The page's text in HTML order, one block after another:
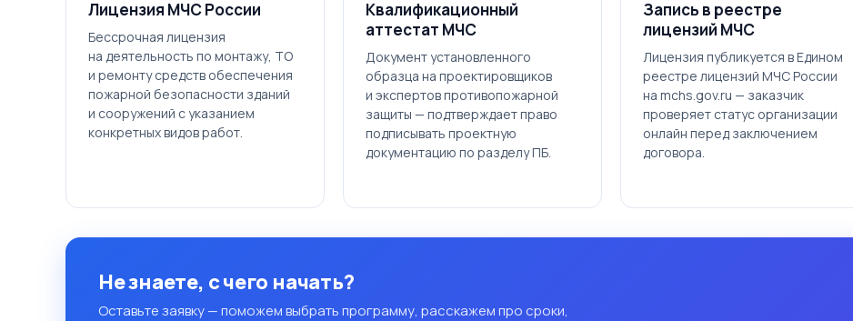
Лицензия МЧС России
Бессрочная лицензия
на деятельность по монтажу, ТО
и ремонту средств обеспечения
пожарной безопасности зданий
и сооружений с указанием
конкретных видов работ.
Квалификационный
аттестат МЧС
Документ установленного
образца на проектировщиков
и экспертов противопожарной
защиты — подтверждает право
подписывать проектную
документацию по разделу ПБ.
Запись в реестре
лицензий МЧС
Лицензия публикуется в Едином
реестре лицензий МЧС России
на mchs.gov.ru — заказчик
проверяет статус организации
онлайн перед заключением
договора.
Не знаете, с чего начать?
Оставьте заявку — поможем выбрать программу, расскажем про сроки,